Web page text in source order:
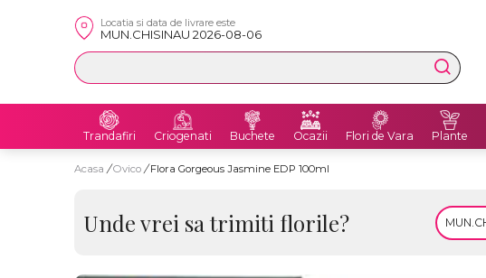
Locatia si data de livrare este
MUN.CHISINAU 2026-08-06
Trandafiri Criogenati Buchete Ocazii Flori de Vara Plante
Acasa / Ovico / Flora Gorgeous Jasmine EDP 100ml
Unde vrei sa trimiti florile?